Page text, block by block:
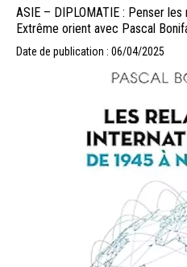
ASIE – DIPLOMATIE : Penser
Extrême orient avec Pascal
Date de publication : 06/04/2025